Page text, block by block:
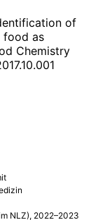
of
food as
Chemistry
NLZ), 2022–2023